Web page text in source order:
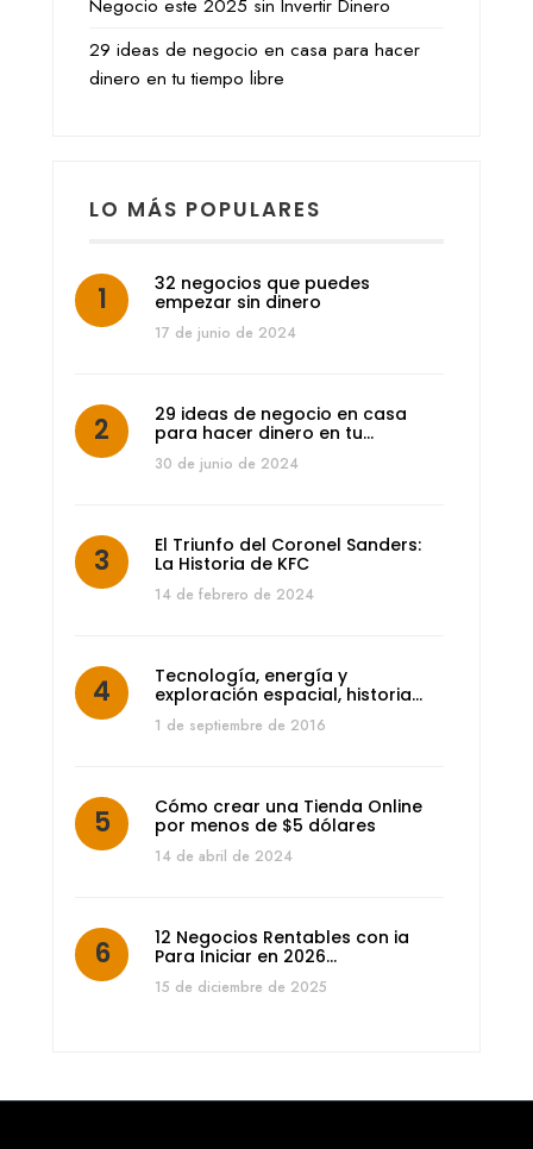
Negocio este 2025 sin Invertir Dinero
29 ideas de negocio en casa para hacer
dinero en tu tiempo libre
LO MÁS POPULARES
32 negocios que puedes
empezar sin dinero
17 de junio de 2024
29 ideas de negocio en casa
para hacer dinero en tu…
30 de junio de 2024
El Triunfo del Coronel Sanders:
La Historia de KFC
14 de febrero de 2024
Tecnología, energía y
exploración espacial, historia…
1 de septiembre de 2016
Cómo crear una Tienda Online
por menos de $5 dólares
14 de abril de 2024
12 Negocios Rentables con ia
Para Iniciar en 2026…
15 de diciembre de 2025